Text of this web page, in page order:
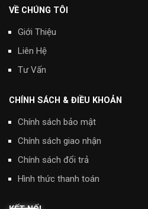
VỀ CHÚNG TÔI
Giới Thiệu
Liên Hệ
Tư Vấn
CHÍNH SÁCH & ĐIỀU KHOẢN
Chính sách bảo mật
Chính sách giao nhận
Chính sách đổi trả
Hình thức thanh toán